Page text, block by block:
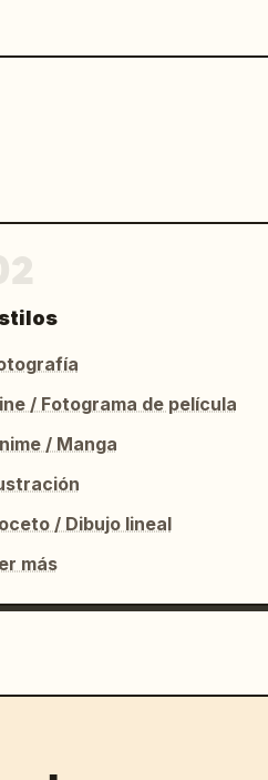
/ Fotograma de película
/ Manga
/ Dibujo lineal
más